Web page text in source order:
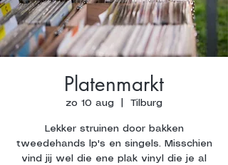
Platenmarkt
zo 10 aug Tilburg
Lekker struinen door bakken
tweedehands lp's en singels. Misschien
vind jij wel die ene plak vinyl die je al